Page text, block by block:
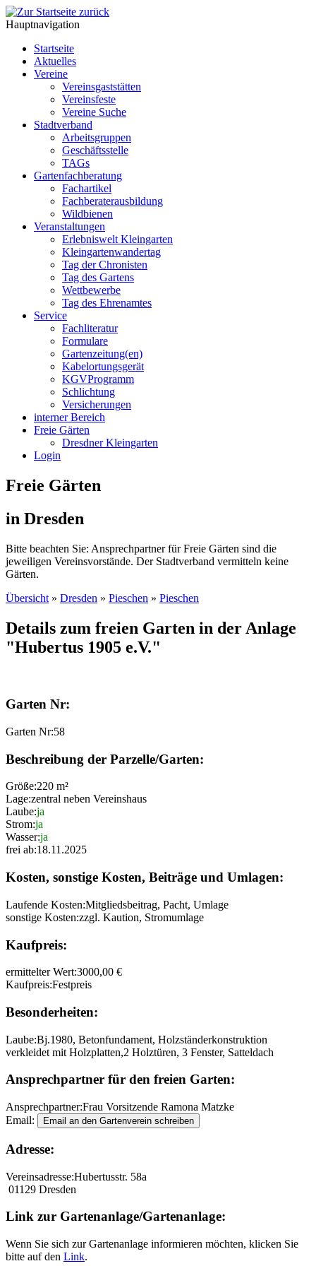
Hauptnavigation
Startseite
Aktuelles
Vereine
Vereinsgaststätten
Vereinsfeste
Vereine Suche
Stadtverband
Arbeitsgruppen
Geschäftsstelle
TAGs
Gartenfachberatung
Fachartikel
Fachberaterausbildung
Wildbienen
Veranstaltungen
Erlebniswelt Kleingarten
Kleingartenwandertag
Tag der Chronisten
Tag des Gartens
Wettbewerbe
Tag des Ehrenamtes
Service
Fachliteratur
Formulare
Gartenzeitung(en)
Kabelortungsgerät
KGVProgramm
Schlichtung
Versicherungen
interner Bereich
Freie Gärten
Dresdner Kleingarten
Login
Freie Gärten
in Dresden
Bitte beachten Sie: Ansprechpartner für Freie Gärten sind die
jeweiligen Vereinsvorstände. Der Stadtverband vermitteln keine
Gärten.
Übersicht » Dresden » Pieschen » Pieschen
Details zum freien Garten in der Anlage
"Hubertus 1905 e.V."
Garten Nr:
Garten Nr:58
Beschreibung der Parzelle/Garten:
Größe:220 m²
Lage:zentral neben Vereinshaus
Laube:ja
Strom:ja
Wasser:ja
frei ab:18.11.2025
Kosten, sonstige Kosten, Beiträge und Umlagen:
Laufende Kosten:Mitgliedsbeitrag, Pacht, Umlage
sonstige Kosten:zzgl. Kaution, Stromumlage
Kaufpreis:
ermittelter Wert:3000,00 €
Kaufpreis:Festpreis
Besonderheiten:
Laube:Bj.1980, Betonfundament, Holzständerkonstruktion
verkleidet mit Holzplatten,2 Holztüren, 3 Fenster, Satteldach
Ansprechpartner für den freien Garten:
Ansprechpartner:Frau Vorsitzende Ramona Matzke
Email:
Adresse:
Vereinsadresse:Hubertusstr. 58a
01129 Dresden
Link zur Gartenanlage/Gartenanlage:
Wenn Sie sich zur Gartenanlage informieren möchten, klicken Sie
bitte auf den Link.